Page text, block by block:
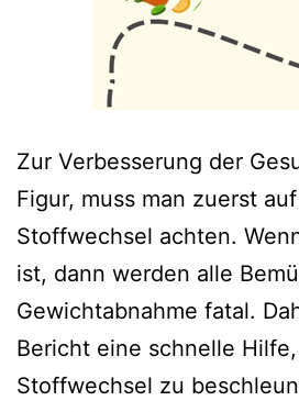
Zur Verbesserung der
Figur, muss man zuerst
Stoffwechsel achten.
ist, dann werden alle
Gewichtabnahme fatal.
Bericht eine schnelle
Stoffwechsel zu